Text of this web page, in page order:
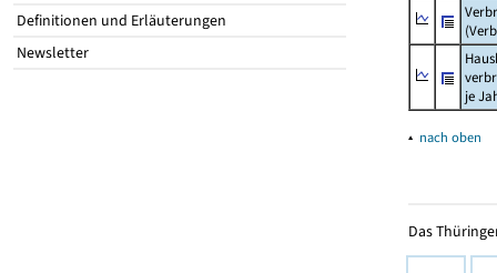
Definitionen und Erläuterungen
Newsletter
je
▴ nach oben
Das